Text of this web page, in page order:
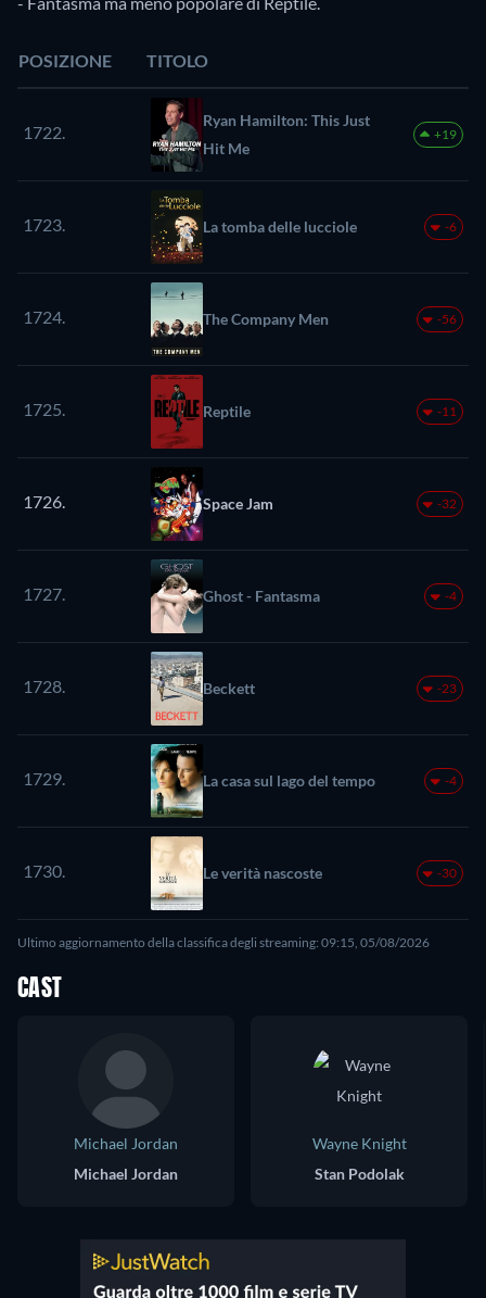
POSIZIONE TITOLO
1722.
Ryan Hamilton: This Just
Hit Me
+19
1723. La tomba delle lucciole -6
1724. The Company Men -56
1725. Reptile -11
1726. Space Jam -32
1727. Ghost - Fantasma -4
1728. Beckett -23
1729. La casa sul lago del tempo -4
1730. Le verità nascoste -30
Ultimo aggiornamento della classifica degli streaming: 09:15, 05/08/2026
CAST
Michael Jordan
Michael Jordan
Wayne Knight
Stan Podolak